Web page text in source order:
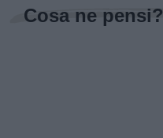
Cosa ne pensi?